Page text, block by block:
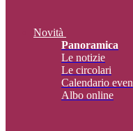
Novità
Panoramica
Le notizie
Le circolari
Calendario
Albo online